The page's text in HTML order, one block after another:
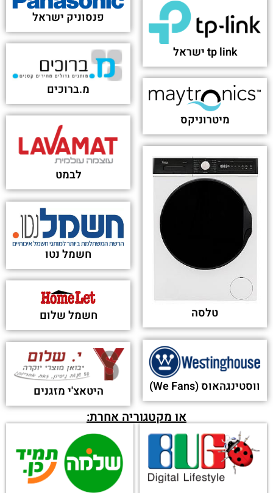
פנסוניק ישראל
tp link ישראל
מ.ברוכים
מיטרוניקס
לבמט
טלסה
חשמל נטו
חשמל שלום
ווסטינגהאוס (We Fans) היטאצ'י מזגנים
או מקטגוריה אחרת: